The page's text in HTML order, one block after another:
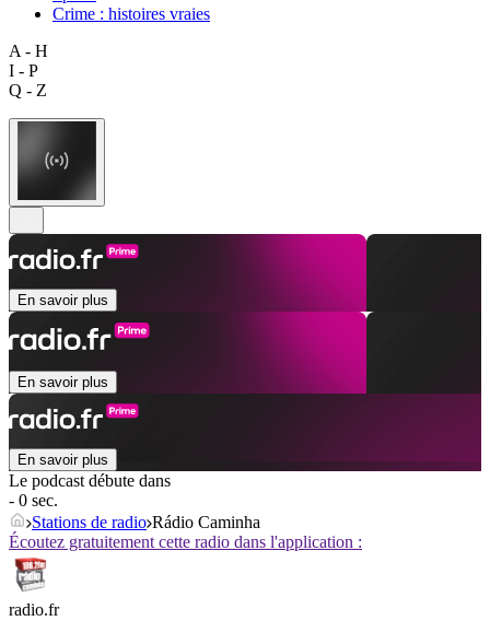
Crime : histoires vraies
A - H
I - P
Q - Z
En savoir plus
En savoir plus
En savoir plus
Le podcast débute dans
- 0 sec.
Stations de radio Rádio Caminha
Écoutez gratuitement cette radio dans l'application :
radio.fr